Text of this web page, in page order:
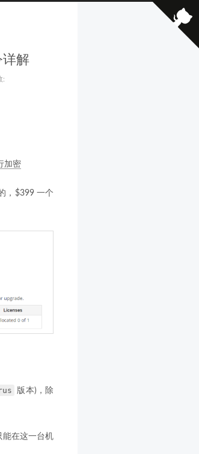
详解
:
加密
，$399 一个
版本)，除
能在这一台机